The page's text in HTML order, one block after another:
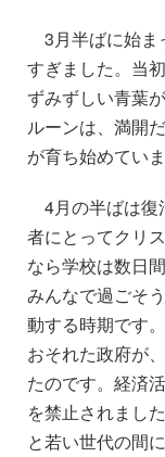
3月半ばに始ま
すぎました。当
ずみずしい青葉
ルーンは、満開
が育ち始めていま
4月の半ばは復
者にとってクリ
なら学校は数日
みんなで過ごそ
動する時期です
おそれた政府が
たのです。経済
を禁止されまし
と若い世代の間